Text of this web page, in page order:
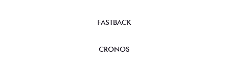
FASTBACK
CRONOS